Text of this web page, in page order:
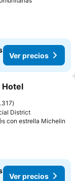
Ver precios
Ver precios
Hotel
District
con estrella Michelin
Ver precios